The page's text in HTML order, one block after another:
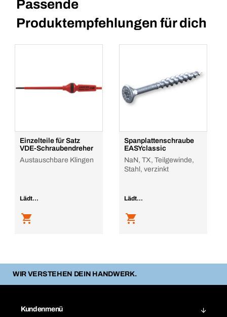
Passende
Produktempfehlungen für dich
Einzelteile für Satz
VDE-Schraubendreher
Austauschbare Klingen
Lädt...
Spanplattenschraube
EASYclassic
NaN, TX, Teilgewinde,
Stahl, verzinkt
Lädt...
WIR VERSTEHEN DEIN HANDWERK.
Kundenmenü